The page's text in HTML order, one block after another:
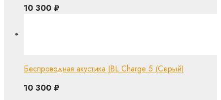
10 300 ₽
Беспроводная акустика JBL Charge 5 (Серый)
10 300 ₽